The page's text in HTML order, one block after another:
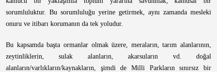
sorumluluktur. Bu sorumluluğu yerine getirmek, aynı zamanda mesleki
onuru ve itibarı korumanın da tek yoludur.
Bu kapsamda başta ormanlar olmak üzere, meraların, tarım alanlarının,
zeytinliklerin, sulak alanların, akarsuların vd. doğal
alanların/varlıkların/kaynakların, şimdi de Milli Parkların sınırsız bir